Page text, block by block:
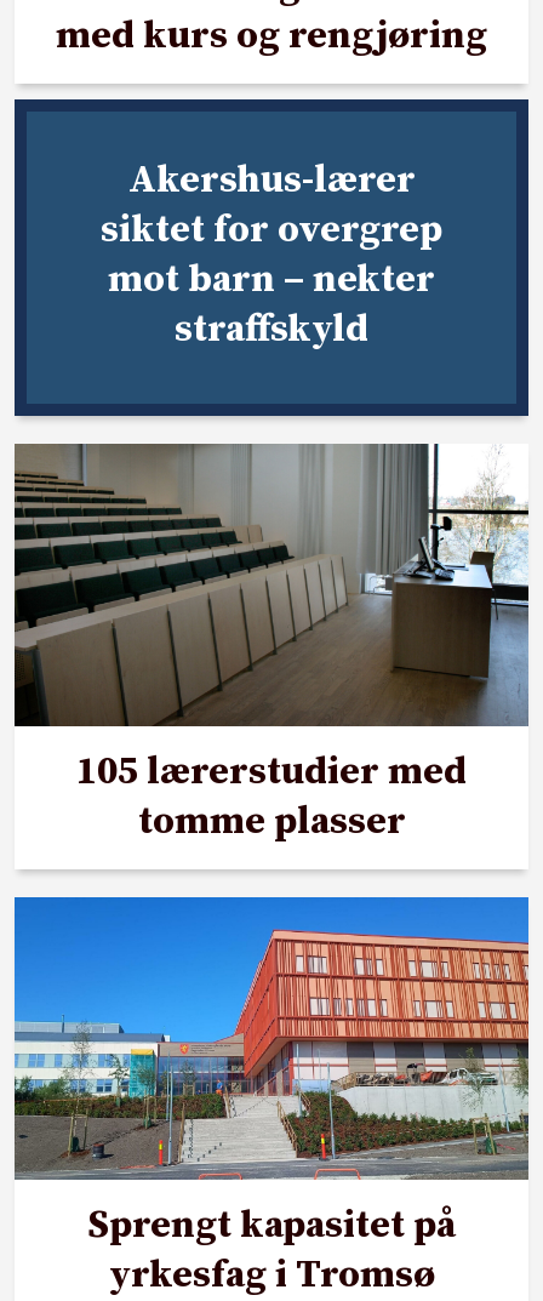
med kurs og rengjøring
Akershus-lærer
siktet for overgrep
mot barn – nekter
straffskyld
105 lærerstudier med
tomme plasser
Sprengt kapasitet på
yrkesfag i Tromsø